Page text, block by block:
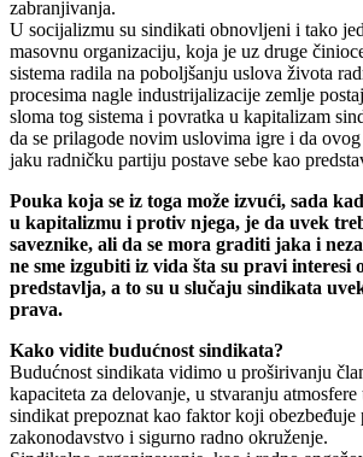
zabranjivanja.
U socijalizmu su sindikati obnovljeni i tako
masovnu organizaciju, koja je uz druge
sistema radila na poboljšanju uslova života
procesima nagle industrijalizacije zemlje
sloma tog sistema i povratka u kapitalizam
da se prilagode novim uslovima igre i da ovog
jaku radničku partiju postave sebe kao
Pouka koja se iz toga može izvući, sada
u kapitalizmu i protiv njega, je da uvek
saveznike, ali da se mora graditi jaka i
ne sme izgubiti iz vida šta su pravi interesi
predstavlja, a to su u slučaju sindikata
prava.
Kako vidite budućnost sindikata?
Budućnost sindikata vidimo u proširivanju
kapaciteta za delovanje, u stvaranju
sindikat prepoznat kao faktor koji obezbeđuje
zakonodavstvo i sigurno radno okruženje.